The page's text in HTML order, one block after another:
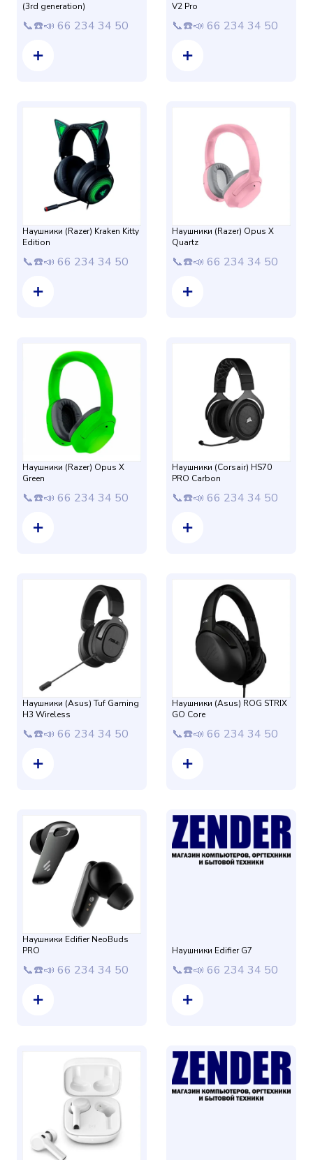
(3rd generation)
📞☎️📣 66 234 34 50
V2 Pro
📞☎️📣 66 234 34 50
Наушники (Razer) Kraken Kitty
Edition
📞☎️📣 66 234 34 50
Наушники (Razer) Opus X
Quartz
📞☎️📣 66 234 34 50
Наушники (Razer) Opus X
Green
📞☎️📣 66 234 34 50
Наушники (Corsair) HS70
PRO Carbon
📞☎️📣 66 234 34 50
Наушники (Asus) Tuf Gaming
H3 Wireless
📞☎️📣 66 234 34 50
Наушники (Asus) ROG STRIX
GO Core
📞☎️📣 66 234 34 50
Наушники Edifier NeoBuds
PRO
📞☎️📣 66 234 34 50
Наушники Edifier G7
📞☎️📣 66 234 34 50